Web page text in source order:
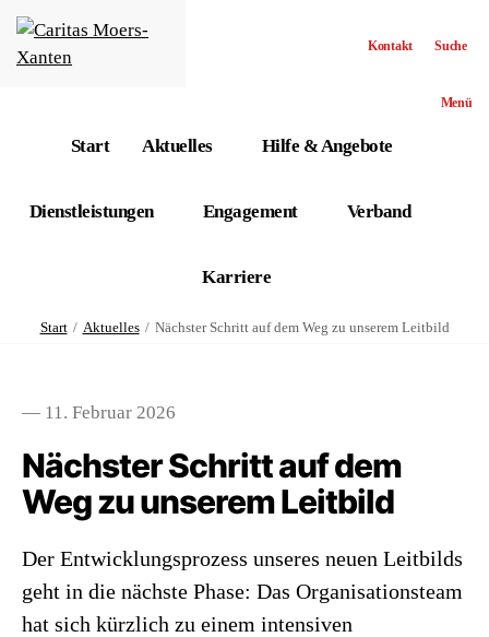
Menü
Start Aktuelles Hilfe & Angebote
Dienstleistungen Engagement Verband
Karriere
Kontakt Suche
Start Aktuelles Nächster Schritt auf dem Weg zu unserem Leitbild
— 11. Februar 2026
Nächster Schritt auf dem
Weg zu unserem Leitbild
Der Entwicklungsprozess unseres neuen Leitbilds
geht in die nächste Phase: Das Organisationsteam
hat sich kürzlich zu einem intensiven